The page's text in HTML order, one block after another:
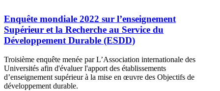
Enquête mondiale 2022 sur l’enseignement
Supérieur et la Recherche au Service du
Développement Durable (ESDD)
Troisième enquête menée par L’Association internationale des
Universités afin d'évaluer l'apport des établissements
d’enseignement supérieur à la mise en œuvre des Objectifs de
développement durable.